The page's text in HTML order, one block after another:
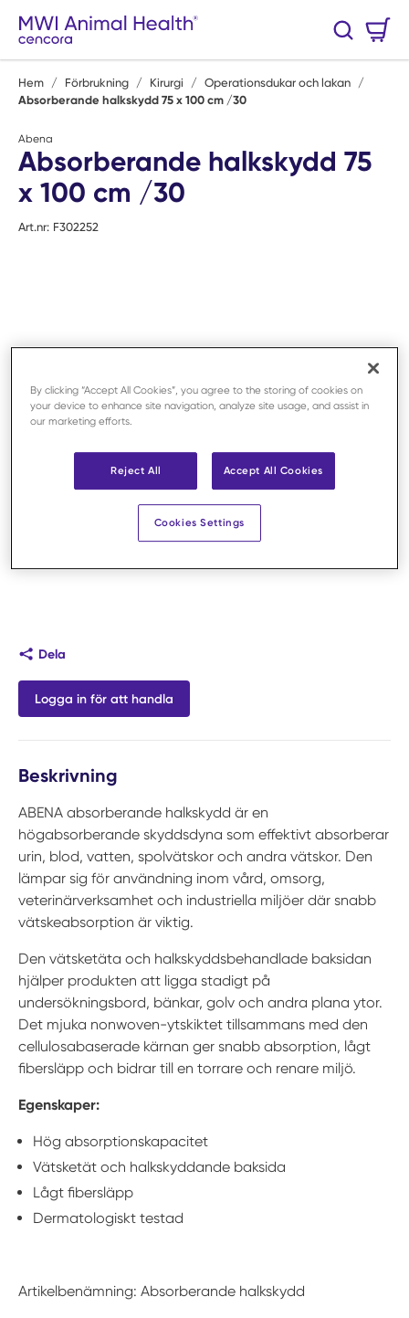
Hoppa till huvudinnehåll
Sök
Hem / Förbrukning / Kirurgi / Operationsdukar och lakan /
Absorberande halkskydd 75 x 100 cm /30
Abena
Absorberande halkskydd 75
x 100 cm /30
Art.nr: F302252
Dela
Logga in för att handla
Beskrivning
ABENA absorberande halkskydd är en
högabsorberande skyddsdyna som effektivt absorberar
urin, blod, vatten, spolvätskor och andra vätskor. Den
lämpar sig för användning inom vård, omsorg,
veterinärverksamhet och industriella miljöer där snabb
vätskeabsorption är viktig.
Den vätsketäta och halkskyddsbehandlade baksidan
hjälper produkten att ligga stadigt på
undersökningsbord, bänkar, golv och andra plana ytor.
Det mjuka nonwoven-ytskiktet tillsammans med den
cellulosabaserade kärnan ger snabb absorption, lågt
fibersläpp och bidrar till en torrare och renare miljö.
Egenskaper:
Hög absorptionskapacitet
Vätsketät och halkskyddande baksida
Lågt fibersläpp
Dermatologiskt testad
Artikelbenämning: Absorberande halkskydd
By clicking “Accept All Cookies”, you agree to the storing of cookies on
your device to enhance site navigation, analyze site usage, and assist in
our marketing efforts.
Reject All Accept All Cookies
Cookies Settings